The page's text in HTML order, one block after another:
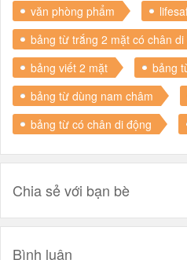
văn phòng phẩm
bảng từ trắng 2 mặt có chân di
bảng viết 2 mặt
bảng
bảng từ dùng nam châm
bảng từ có chân di động
Chia sẻ với bạn bè
Bình luận